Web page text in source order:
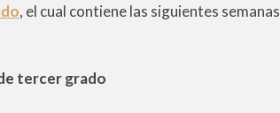
, el cual contiene las siguientes semanas
tercer grado